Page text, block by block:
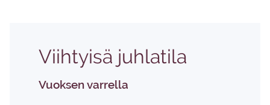
Viih­tyi­sä juh­la­ti­la
Vuoksen varrella